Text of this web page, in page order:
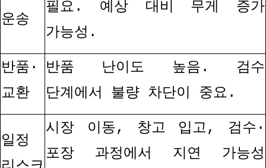
운송
필요 . 예상 대비 무게 증가
가능성 .
반품 ·
교환
반품 난이도 높음 . 검수
단계에서 불량 차단이 중요 .
일정
시장 이동, 창고 입고, 검수 ·
포장 과정에서 지연 가능성